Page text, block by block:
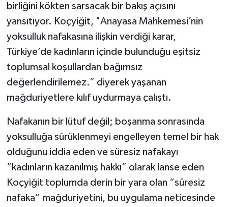
birliğini kökten sarsacak bir bakış açısını
yansıtıyor. Koçyiğit, "Anayasa Mahkemesi’nin
yoksulluk nafakasına ilişkin verdiği karar,
Türkiye’de kadınların içinde bulunduğu eşitsiz
toplumsal koşullardan bağımsız
değerlendirilemez.” diyerek yaşanan
mağduriyetlere kılıf uydurmaya çalıştı.
Nafakanın bir lütuf değil; boşanma sonrasında
yoksulluğa sürüklenmeyi engelleyen temel bir hak
olduğunu iddia eden ve süresiz nafakayı
“kadınların kazanılmış hakkı” olarak lanse eden
Koçyiğit toplumda derin bir yara olan “süresiz
nafaka” mağduriyetini, bu uygulama neticesinde